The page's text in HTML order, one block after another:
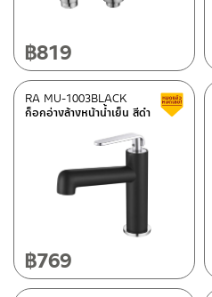
฿819
ก็อกอ่างล้างหน้าน้ำเย็น สีดำ
RA MU-1003BLACK
฿769